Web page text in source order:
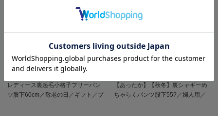
レディース裏起毛小格子フリーパン
ツ股下60cm／敬老の日／ギフト／プ
【あったか】【秋冬】裏シャギーめ
ちゃらくパンツ股下55?／婦人用／